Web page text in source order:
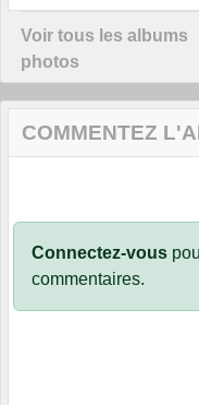
Voir tous les albums
photos
COMMENTEZ
Connectez-vous
commentaires.